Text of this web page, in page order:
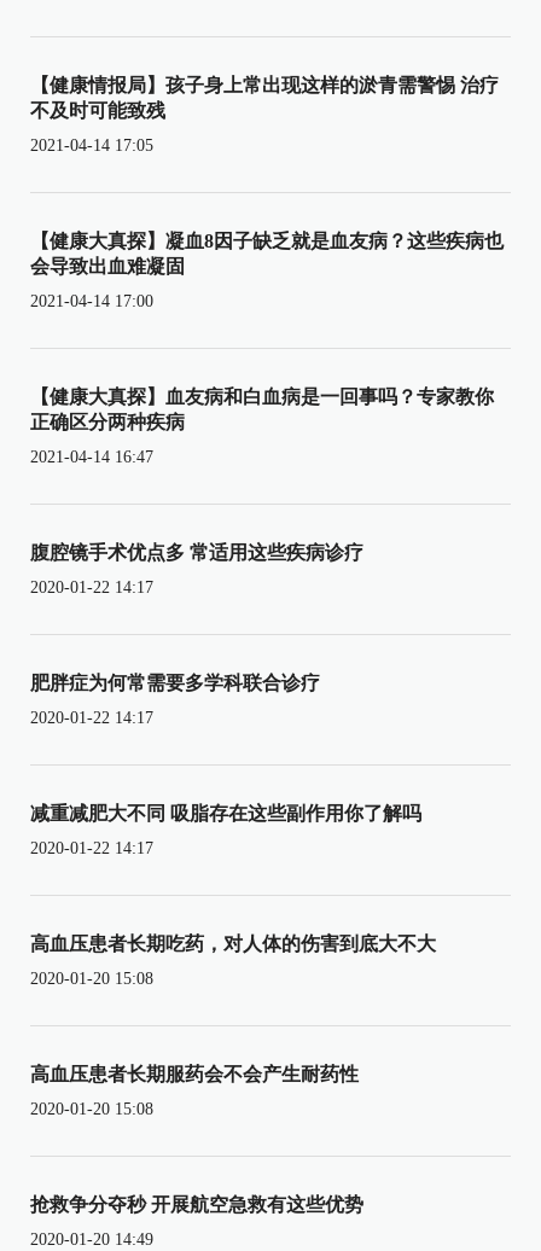
【健康情报局】孩子身上常出现这样的淤青需警惕 治疗
不及时可能致残
2021-04-14 17:05
【健康大真探】凝血8因子缺乏就是血友病？这些疾病也
会导致出血难凝固
2021-04-14 17:00
【健康大真探】血友病和白血病是一回事吗？专家教你
正确区分两种疾病
2021-04-14 16:47
腹腔镜手术优点多 常适用这些疾病诊疗
2020-01-22 14:17
肥胖症为何常需要多学科联合诊疗
2020-01-22 14:17
减重减肥大不同 吸脂存在这些副作用你了解吗
2020-01-22 14:17
高血压患者长期吃药，对人体的伤害到底大不大
2020-01-20 15:08
高血压患者长期服药会不会产生耐药性
2020-01-20 15:08
抢救争分夺秒 开展航空急救有这些优势
2020-01-20 14:49